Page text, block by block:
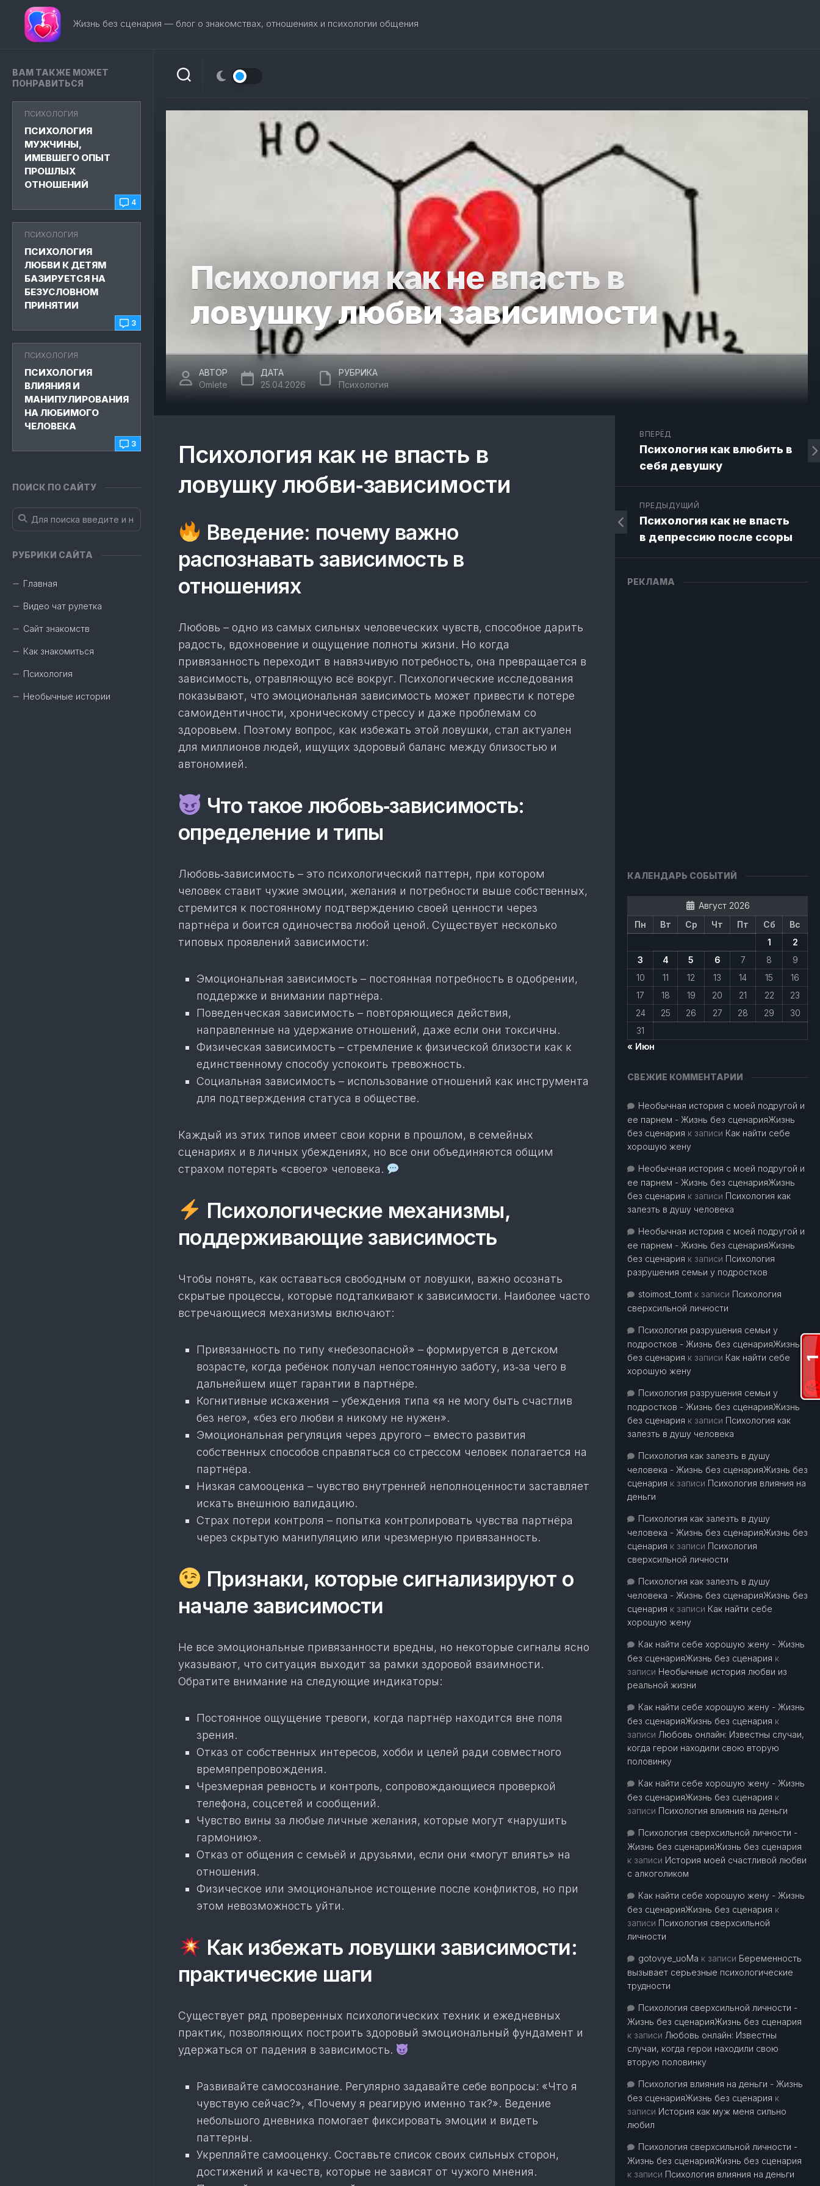
Перейти
содержанию
Жизнь без сценария — блог о знакомствах, отношениях и психологии общения
ВАМ ТАКЖЕ МОЖЕТ
ПОНРАВИТЬСЯ
4
ПСИХОЛОГИЯ
ПСИХОЛОГИЯ
МУЖЧИНЫ,
ИМЕВШЕГО ОПЫТ
ПРОШЛЫХ
ОТНОШЕНИЙ
3
ПСИХОЛОГИЯ
ПСИХОЛОГИЯ
ЛЮБВИ К ДЕТЯМ
БАЗИРУЕТСЯ НА
БЕЗУСЛОВНОМ
ПРИНЯТИИ
3
ПСИХОЛОГИЯ
ПСИХОЛОГИЯ
ВЛИЯНИЯ И
МАНИПУЛИРОВАНИЯ
НА ЛЮБИМОГО
ЧЕЛОВЕКА
ПОИСК ПО САЙТУ
РУБРИКИ САЙТА
Главная
Видео чат рулетка
Сайт знакомств
Как знакомиться
Психология
Необычные истории
Психология как не впасть в
ловушку любви зависимости
АВТОР
Omlete
ДАТА
25.04.2026
РУБРИКА
Психология
Психология как не впасть в
ловушку любви‑зависимости
Введение: почему важно
распознавать зависимость в
отношениях
Любовь – одно из самых сильных человеческих чувст­в, способное дарить
радость, вдохновение и ощущение полноты жизни. Но когда
привязанность переходит в навязчивую потребность, она превращается в
зависимость, отравляющую всё вокруг. Психологические исследования
показывают, что эмоциональная зависимость может привести к потере
самоидентичности, хроническому стрессу и даже проблемам со
здоровьем. Поэтому вопрос, как избежать этой ловушки, стал актуален
для миллионов людей, ищущих здоровый баланс между близостью и
автономией.
Что такое любовь‑зависимость:
определение и типы
Любовь‑зависимость – это психологический паттерн, при котором
человек ставит чужие эмоции, желания и потребности выше собственных,
стремится к постоянному подтверждению своей ценности через
партнёра и боится одиночества любой ценой. Существует несколько
типовых проявлений зависимости:
Эмоциональная зависимость – постоянная потребность в одобрении,
поддержке и внимании партнёра.
Поведенческая зависимость – повторяющиеся действия,
направленные на удержание отношений, даже если они токсичны.
Физическая зависимость – стремление к физической близости как к
единственному способу успокоить тревожность.
Социальная зависимость – использование отношений как инструмента
для подтверждения статуса в обществе.
Каждый из этих типов имеет свои корни в прошлом, в семейных
сценариях и в личных убеждениях, но все они объединяются общим
страхом потерять «своего» человека.
Психологические механизмы,
поддерживающие зависимость
Чтобы понять, как оста­ваться свободным от ловушки, важно осознать
скрытые процессы, которые подталкивают к зависимости. Наиболее часто
встречающиеся механизмы включают:
Привязанность по типу «небезопасной» – формируется в детском
возрасте, когда ребёнок получал непостоянную заботу, из‑за чего в
дальнейшем ищет гарантии в партнёре.
Когнитивные искажения – убеждения типа «я не могу быть счастлив
без него», «без его любви я никому не нужен».
Эмоциональная регуляция через другого – вместо развития
собственных способов справляться со стрессом человек полагается на
партнёра.
Низкая самооценка – чувство внутренней неполноценности заставляет
искать внешнюю валидацию.
Страх потери контроля – попытка контролировать чувства партнёра
через скрытую манипуляцию или чрезмерную привязанность.
Признаки, которые сигнализируют о
начале зависимости
Не все эмоциональные привязанности вредны, но некоторые сигналы ясно
указывают, что ситуация выходит за рамки здоровой взаимности.
Обратите внимание на следующие индикаторы:
Постоянное ощущение тревоги, когда партнёр находится вне поля
зрения.
Отказ от собственных интересов, хобби и целей ради совместного
времяпрепровождения.
Чрезмерная ревность и контроль, сопровождающиеся проверкой
телефона, соцсетей и сообщений.
Чувство вины за любые личные желания, которые могут «нарушить
гармонию».
Отказ от общения с семьёй и друзьями, если они «могут влиять» на
отношения.
Физическое или эмоциональное истощение после конфликтов, но при
этом невозможность уйти.
Как избежать ловушки зависимости:
практические шаги
Существует ряд проверенных психологических техник и ежедневных
практик, позволяющих построить здоровый эмоциональный фундамент и
удержаться от падения в зависимость.
Развивайте самосознание. Регулярно задавайте себе вопросы: «Что я
чувствую сейчас?», «Почему я реагирую именно так?». Ведение
небольшого дневника помогает фиксировать эмоции и видеть
паттерны.
Укрепляйте самооценку. Составьте список своих сильных сторон,
достижений и качеств, которые не зависят от чужого мнения.
ВПЕРЁД
Психология как влюбить в
себя девушку
ПРЕДЫДУЩИЙ
Психология как не впасть
в депрессию после ссоры
РЕКЛАМА
КАЛЕНДАРЬ СОБЫТИЙ
Август 2026
Пн
Вт Ср Чт Пт Сб
Вс
1
2
3
4 5 6 7 8
9
10
11 12 13 14 15
16
17
18 19 20 21 22
23
24
25 26 27 28 29
30
31
« Июн
СВЕЖИЕ КОММЕНТАРИИ
Необычная история с моей подругой и
ее парнем - Жизнь без сценарияЖизнь
без сценария к записи Как найти себе
хорошую жену
Необычная история с моей подругой и
ее парнем - Жизнь без сценарияЖизнь
без сценария к записи Психология как
залезть в душу человека
Необычная история с моей подругой и
ее парнем - Жизнь без сценарияЖизнь
без сценария к записи Психология
разрушения семьи у подростков
stoimost_tomt к записи Психология
сверхсильной личности
Психология разрушения семьи у
подростков - Жизнь без сценарияЖизнь
без сценария к записи Как найти себе
хорошую жену
Психология разрушения семьи у
подростков - Жизнь без сценарияЖизнь
без сценария к записи Психология как
залезть в душу человека
Психология как залезть в душу
человека - Жизнь без сценарияЖизнь без
сценария к записи Психология влияния на
деньги
Психология как залезть в душу
человека - Жизнь без сценарияЖизнь без
сценария к записи Психология
сверхсильной личности
Психология как залезть в душу
человека - Жизнь без сценарияЖизнь без
сценария к записи Как найти себе
хорошую жену
Как найти себе хорошую жену - Жизнь
без сценарияЖизнь без сценария к
записи Необычные история любви из
реальной жизни
Как найти себе хорошую жену - Жизнь
без сценарияЖизнь без сценария к
записи Любовь онлайн: Известны случаи,
когда герои находили свою вторую
половинку
Как найти себе хорошую жену - Жизнь
без сценарияЖизнь без сценария к
записи Психология влияния на деньги
Психология сверхсильной личности -
Жизнь без сценарияЖизнь без сценария
к записи История моей счастливой любви
с алкоголиком
Как найти себе хорошую жену - Жизнь
без сценарияЖизнь без сценария к
записи Психология сверхсильной
личности
gotovye_uoMa к записи Беременность
вызывает серьезные психологические
трудности
Психология сверхсильной личности -
Жизнь без сценарияЖизнь без сценария
к записи Любовь онлайн: Известны
случаи, когда герои находили свою
вторую половинку
Психология влияния на деньги - Жизнь
без сценарияЖизнь без сценария к
записи История как муж меня сильно
любил
Психология сверхсильной личности -
Жизнь без сценарияЖизнь без сценария
к записи Психология влияния на деньги